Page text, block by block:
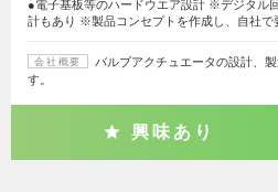
●電子基板等のハードウエア設計 ※デジタル
計もあり ※製品コンセプトを作成し、自社で
会社概要
バルブアクチュエータの設計、
す。
興味あり